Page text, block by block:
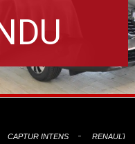
CAPTUR INTENS RENAULT